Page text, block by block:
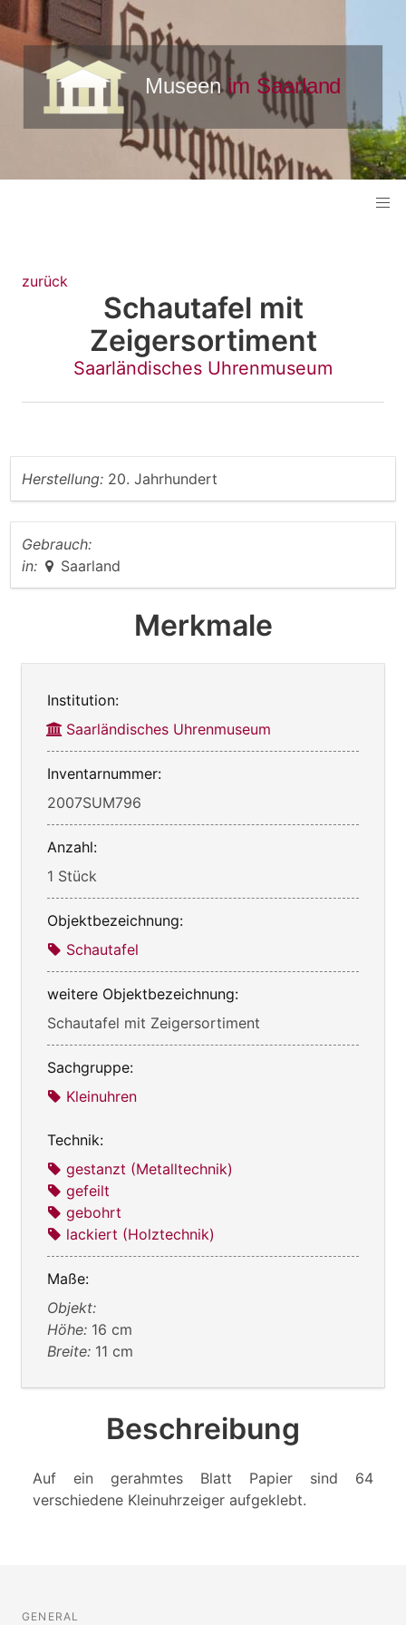
zurück
Schautafel mit
Zeigersortiment
Saarländisches Uhrenmuseum
Herstellung: 20. Jahrhundert
Gebrauch:
in:
Saarland
Merkmale
Institution:
Saarländisches Uhrenmuseum
Inventarnummer:
2007SUM796
Anzahl:
1 Stück
Objektbezeichnung:
Schautafel
weitere Objektbezeichnung:
Schautafel mit Zeigersortiment
Sachgruppe:
Kleinuhren
Technik:
gestanzt (Metalltechnik)
gefeilt
gebohrt
lackiert (Holztechnik)
Maße:
Objekt:
Höhe: 16 cm
Breite: 11 cm
Beschreibung
Auf ein gerahmtes Blatt Papier sind 64
verschiedene Kleinuhrzeiger aufgeklebt.
GENERAL